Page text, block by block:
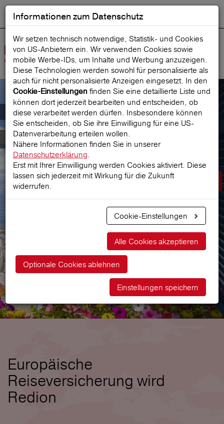
Suche starten
Der österreichische Marktführer für
Reiseversicherungen
Prämie berechnen
Europäische
Reiseversicherung wird
Redion
Informationen zum Datenschutz
Wir setzen technisch notwendige, Statistik- und Cookies
von US-Anbietern ein. Wir verwenden Cookies sowie
mobile Werbe‑IDs, um Inhalte und Werbung anzuzeigen.
Diese Technologien werden sowohl für personalisierte als
auch für nicht personalisierte Anzeigen eingesetzt. In den
Cookie-Einstellungen finden Sie eine detaillierte Liste und
können dort jederzeit bearbeiten und entscheiden, ob
diese verarbeitet werden dürfen. Insbesondere können
Sie entscheiden, ob Sie ihre Einwilligung für eine US-
Datenverarbeitung erteilen wollen.
Nähere Informationen finden Sie in unserer
Datenschutzerklärung.
Erst mit Ihrer Einwilligung werden Cookies aktiviert. Diese
lassen sich jederzeit mit Wirkung für die Zukunft
widerrufen.
Cookie-Einstellungen
Alle Cookies akzeptieren
Optionale Cookies ablehnen
Einstellungen speichern